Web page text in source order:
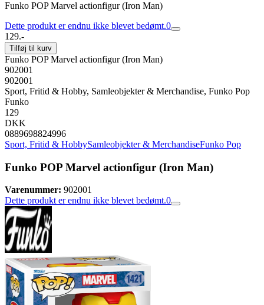
Funko POP Marvel actionfigur (Iron Man)
Dette produkt er endnu ikke blevet bedømt.0
129.-
Tilføj til kurv
Funko POP Marvel actionfigur (Iron Man)
902001
902001
Sport, Fritid & Hobby, Samleobjekter & Merchandise, Funko Pop
Funko
129
DKK
0889698824996
Sport, Fritid & HobbySamleobjekter & MerchandiseFunko Pop
Funko POP Marvel actionfigur (Iron Man)
Varenummer: 902001
Dette produkt er endnu ikke blevet bedømt.0